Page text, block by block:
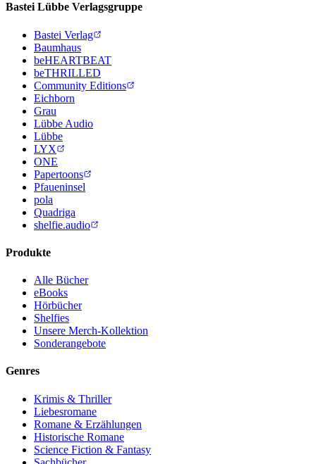
Bastei Lübbe Verlagsgruppe
Bastei Verlag
Baumhaus
beHEARTBEAT
beTHRILLED
Community Editions
Eichborn
Grau
Lübbe Audio
Lübbe
LYX
ONE
Papertoons
Pfaueninsel
pola
Quadriga
shelfie.audio
Produkte
Alle Bücher
eBooks
Hörbücher
Shelfies
Unsere Merch-Kollektion
Sonderangebote
Genres
Krimis & Thriller
Liebesromane
Romane & Erzählungen
Historische Romane
Science Fiction & Fantasy